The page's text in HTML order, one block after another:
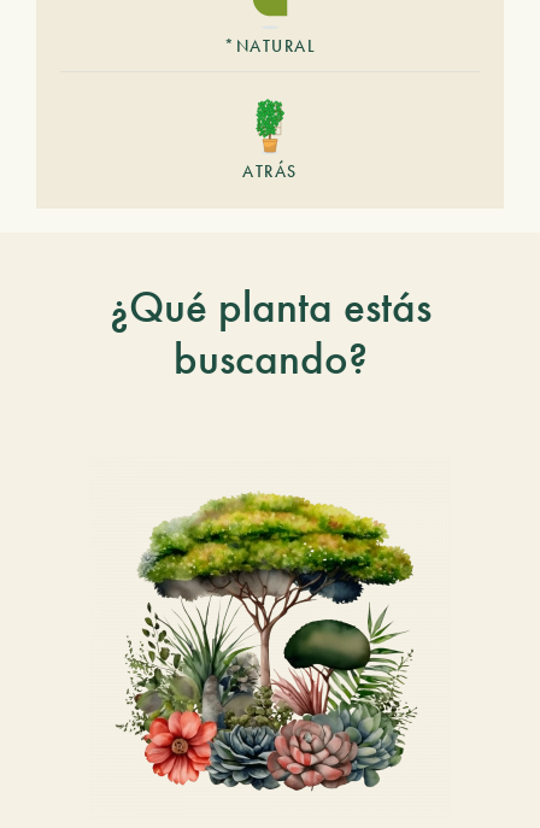
*NATURAL
ATRÁS
¿Qué planta estás
buscando?